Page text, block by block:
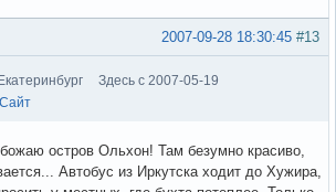
#13
2007-09-28 18:30:45
Здесь с 2007-05-19
Сайт
остров Ольхон! Там безумно красиво,
Автобус из Иркутска ходит до Хужира,